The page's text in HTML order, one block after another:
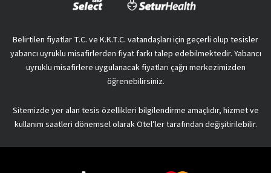
Belirtilen fiyatlar T.C. ve K.K.T.C. vatandaşları için geçerli olup tesisler
yabancı uyruklu misafirlerden fiyat farkı talep edebilmektedir. Yabancı
uyruklu misafirlere uygulanacak fiyatları çağrı merkezimizden
öğrenebilirsiniz.
Sitemizde yer alan tesis özellikleri bilgilendirme amaçlıdır, hizmet ve
kullanım saatleri dönemsel olarak Otel’ler tarafından değişitirilebilir.